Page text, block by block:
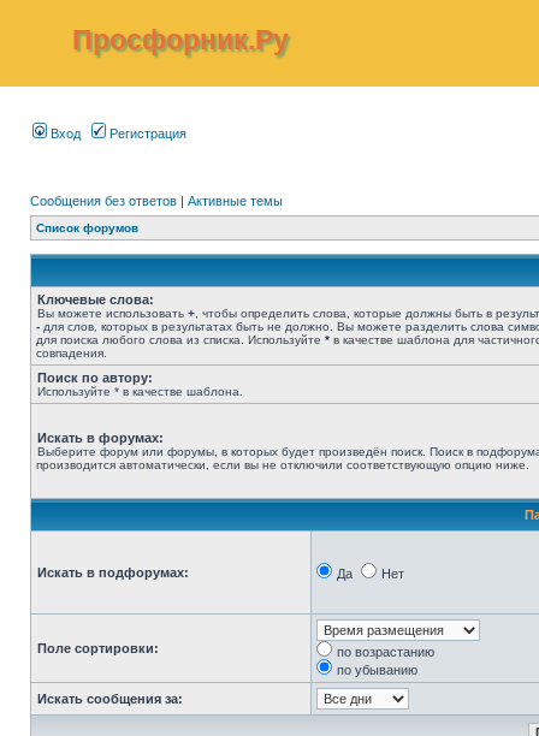
Просфорник.Ру
Вход Регистрация
Сообщения без ответов | Активные темы
Список форумов
Ключевые слова:
Вы можете использовать + , чтобы определить слова, которые должны быть в
- для слов, которых в результатах быть не должно. Вы можете разделить слова
для поиска любого слова из списка. Используйте * в качестве шаблона для
совпадения.
Поиск по автору:
Используйте * в качестве шаблона.
Искать в форумах:
Выберите форум или форумы, в которых будет произведён поиск. Поиск в
производится автоматически, если вы не отключили соответствующую опцию ниже.
Искать в подфорумах: Да Нет
Поле сортировки:
по возрастанию
по убыванию
Искать сообщения за: